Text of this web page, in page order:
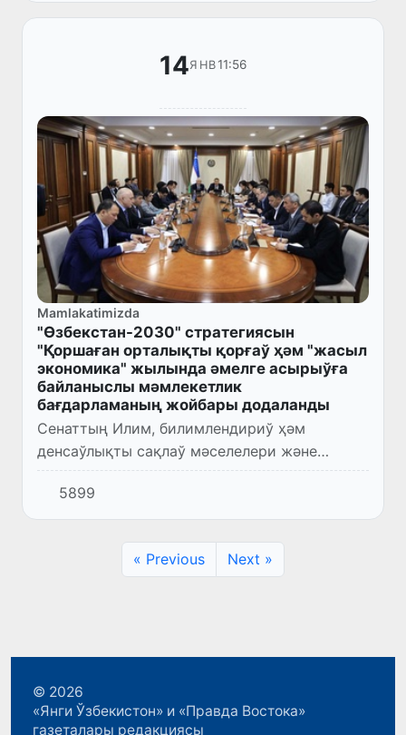
14ЯНВ11:56
Mamlakatimizda
"Өзбекстан-2030" стратегиясын
"Қоршаған орталықты қорғаў ҳәм "жасыл
экономика" жылында әмелге асырыўға
байланыслы мәмлекетлик
бағдарламаның жойбары додаланды
Сенаттың Илим, билимлендириў ҳәм
денсаўлықты сақлаў мәселелери және
Халықаралық қатнасықлар, сыртқы
экономикалық байланыслар, сырт ел
инвестициялары ҳәм туризм мәселелери
5899
« Previous Next »
© 2026
«Янги Ўзбекистон» и «Правда Востока»
газеталары редакциясы